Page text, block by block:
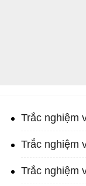
Trắc nghiệm
Trắc nghiệm
Trắc nghiệm